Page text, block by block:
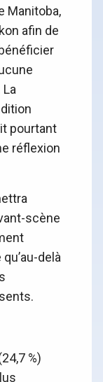
Manitoba,
afin de
La
pourtant
réflexion
scène
delà
%)